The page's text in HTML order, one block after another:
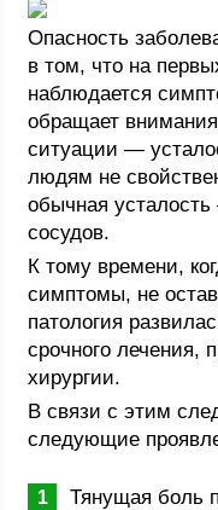
Опасность
в том, что на
наблюдается
обращает
ситуации —
людям не
обычная
сосудов.
К тому времени,
симптомы, не
патология
срочного лечения,
хирургии.
В связи с этим
следующие
Тянущая боль